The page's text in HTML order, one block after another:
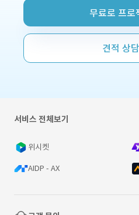
무료로 프로
견적 상
서비스 전체보기
위시켓
AIDP - AX